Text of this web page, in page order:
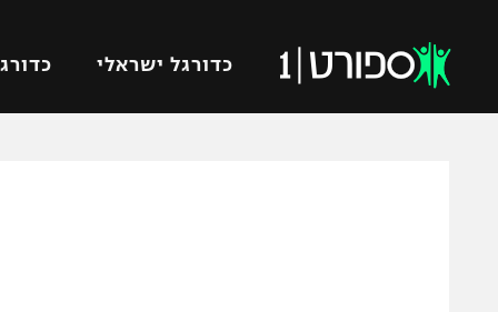
כדורגל ישראלי